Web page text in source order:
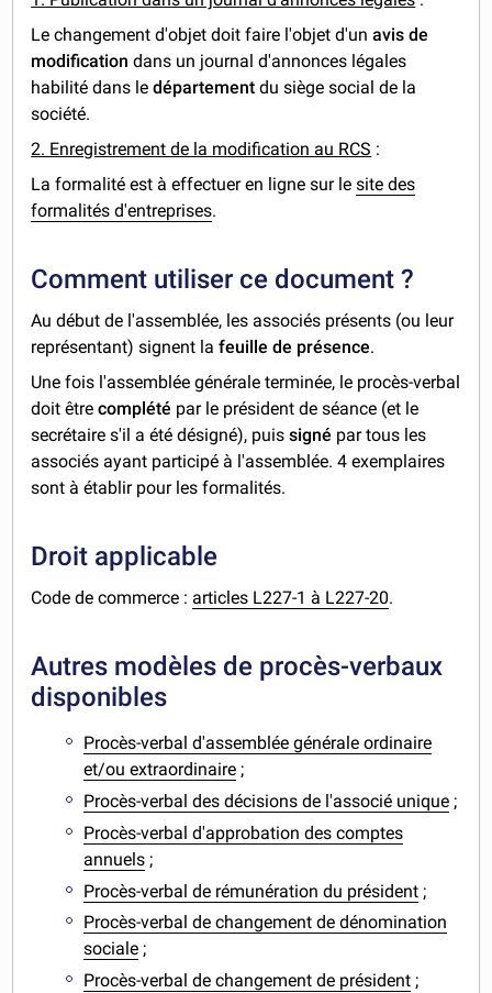
Le changement d'objet doit faire l'objet d'unavis de
modification dans un journal d'annonces légales
habilité dans ledépartement du siège social de la
société.
2. Enregistrement de la modification au RCS :
La formalité est à effectuer en ligne sur lesite des
formalités d'entreprises.
Comment utiliser ce document ?
Au début de l'assemblée, les associés présents (ou leur
représentant) signent lafeuille de présence.
Une fois l'assemblée générale terminée, le procès-verbal
doit êtrecomplété par le président de séance (et le
secrétaire s'il a été désigné), puissigné par tous les
associés ayant participé à l'assemblée. 4 exemplaires
sont à établir pour les formalités.
Droit applicable
Code de commerce : articles L227-1 à L227-20.
Autres modèles de procès-verbaux
disponibles
Procès-verbal d'assemblée générale ordinaire
et/ou extraordinaire ;
Procès-verbal des décisions de l'associé unique ;
Procès-verbal d'approbation des comptes
annuels ;
Procès-verbal de rémunération du président ;
Procès-verbal de changement de dénomination
sociale ;
Procès-verbal de changement de président ;